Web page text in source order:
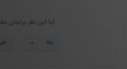
آیا این نظر برایتان
بله